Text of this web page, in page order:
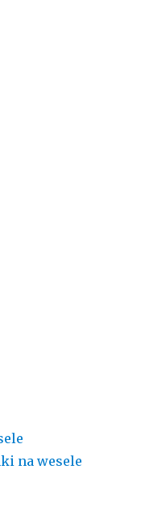
na wesele